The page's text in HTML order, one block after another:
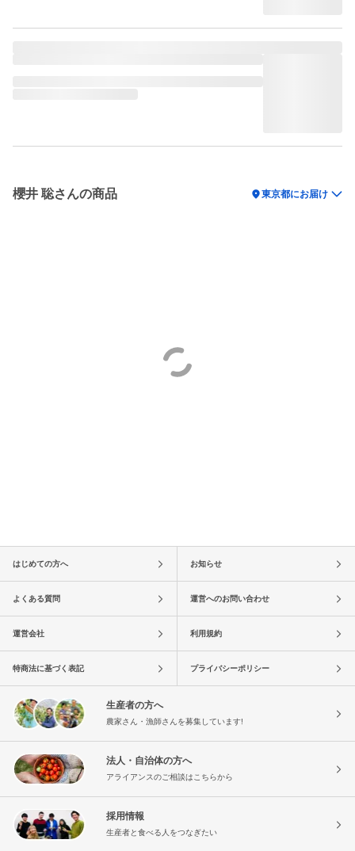
櫻井 聡さんの商品 location_on東京都にお届け
はじめての方へ お知らせ
よくある質問 運営へのお問い合わせ
運営会社 利用規約
特商法に基づく表記 プライバシーポリシー
生産者の方へ
農家さん・漁師さんを募集しています!
法人・自治体の方へ
アライアンスのご相談はこちらから
採用情報
生産者と食べる人をつなぎたい